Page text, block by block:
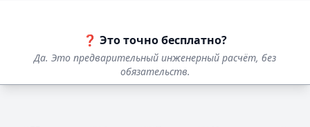
❓ Это точно бесплатно?
Да. Это предварительный инженерный расчёт, без
обязательств.